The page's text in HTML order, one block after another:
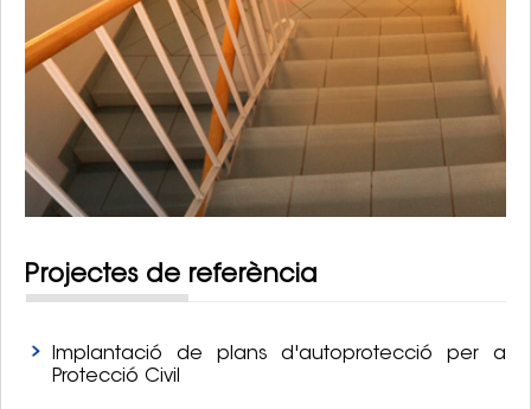
Projectes de referència
Implantació de plans d'autoprotecció per a
Protecció Civil